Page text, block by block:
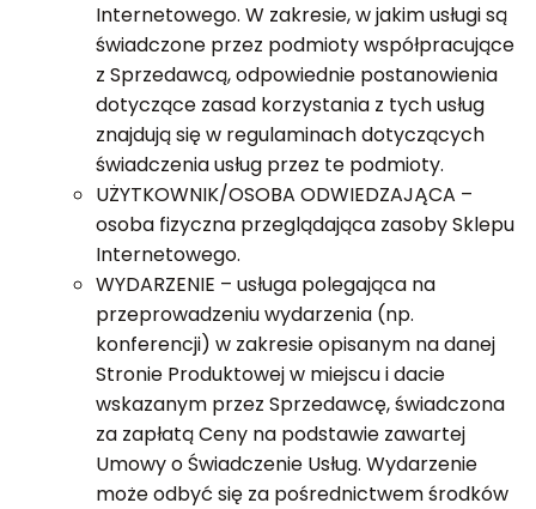
Internetowego. W zakresie, w jakim usługi są
świadczone przez podmioty współpracujące
z Sprzedawcą, odpowiednie postanowienia
dotyczące zasad korzystania z tych usług
znajdują się w regulaminach dotyczących
świadczenia usług przez te podmioty.
UŻYTKOWNIK/OSOBA ODWIEDZAJĄCA –
osoba fizyczna przeglądająca zasoby Sklepu
Internetowego.
WYDARZENIE – usługa polegająca na
przeprowadzeniu wydarzenia (np.
konferencji) w zakresie opisanym na danej
Stronie Produktowej w miejscu i dacie
wskazanym przez Sprzedawcę, świadczona
za zapłatą Ceny na podstawie zawartej
Umowy o Świadczenie Usług. Wydarzenie
może odbyć się za pośrednictwem środków